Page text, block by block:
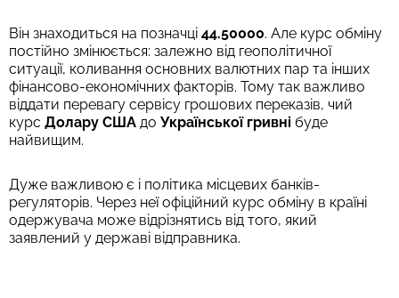
Він знаходиться на позначці 44.50000. Але курс обміну
постійно змінюється: залежно від геополітичної
ситуації, коливання основних валютних пар та інших
фінансово-економічних факторів. Тому так важливо
віддати перевагу сервісу грошових переказів, чий
курс Долару США до Української гривні буде
найвищим.
Дуже важливою є і політика місцевих банків-
регуляторів. Через неї офіційний курс обміну в країні
одержувача може відрізнятись від того, який
заявлений у державі відправника.